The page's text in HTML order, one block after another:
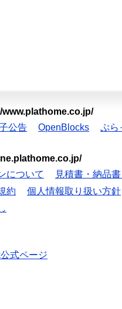
www.plathome.co.jp/
公告 OpenBlocks ぷら
について 見積書・納品
約 個人情報取り扱い方針
式ページ